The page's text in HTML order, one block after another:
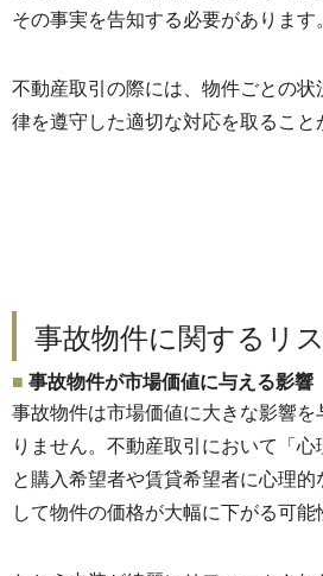
その事実を告知する必要があります。
不動産取引の際には、物件ごとの状
律を遵守した適切な対応を取ること
事故物件に関するリ
事故物件が市場価値に与える影響
事故物件は市場価値に大きな影響
りません。 不動産取引において「
と購入希望者や賃貸希望者に心理的
して物件の価格が大幅に下がる可能